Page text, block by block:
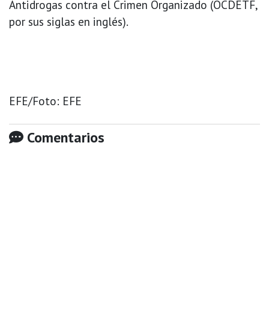
Antidrogas contra el Crimen Organizado (OCDETF,
por sus siglas en inglés).
EFE/Foto: EFE
Comentarios